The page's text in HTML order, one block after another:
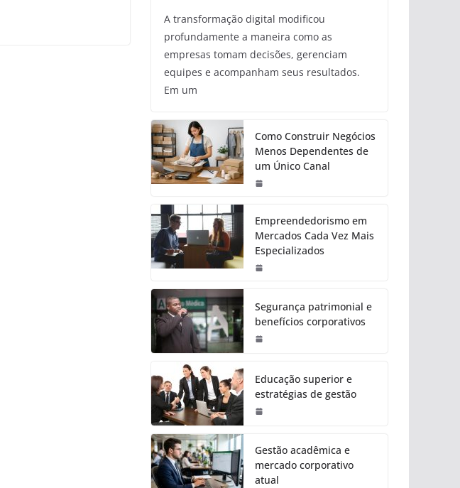
A transformação digital modificou
profundamente a maneira como as
empresas tomam decisões, gerenciam
equipes e acompanham seus resultados.
Em um
Como Construir Negócios
Menos Dependentes de
um Único Canal
Empreendedorismo em
Mercados Cada Vez Mais
Especializados
Segurança patrimonial e
benefícios corporativos
Educação superior e
estratégias de gestão
Gestão acadêmica e
mercado corporativo
atual